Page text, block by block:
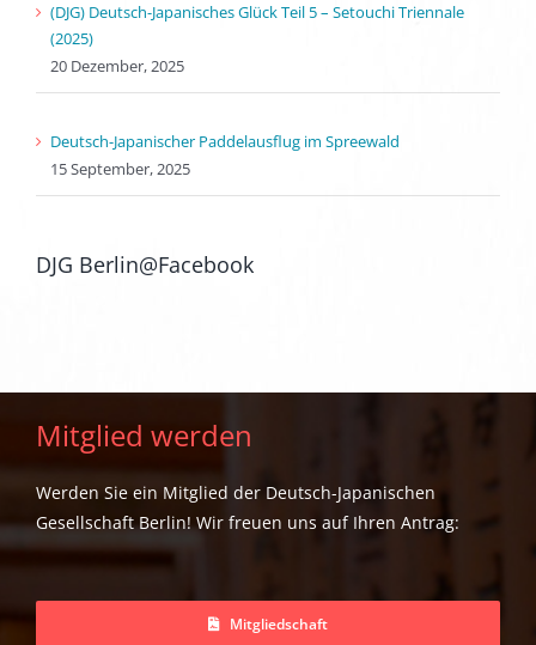
(DJG) Deutsch-Japanisches Glück Teil 5 – Setouchi Triennale
(2025)
20 Dezember, 2025
Deutsch-Japanischer Paddelausflug im Spreewald
15 September, 2025
DJG Berlin@Facebook
Mitglied werden
Werden Sie ein Mitglied der Deutsch-Japanischen
Gesellschaft Berlin! Wir freuen uns auf Ihren Antrag:
Mitgliedschaft